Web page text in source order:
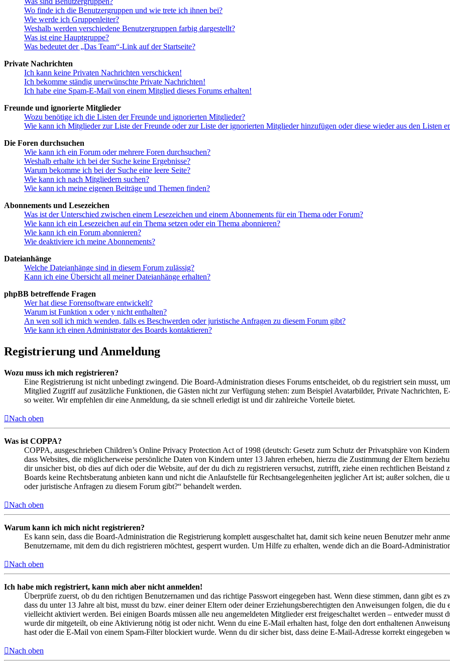
Wo finde ich die Benutzergruppen und wie trete ich ihnen bei?
Wie werde ich Gruppenleiter?
Weshalb werden verschiedene Benutzergruppen farbig dargestellt?
Was ist eine Hauptgruppe?
Was bedeutet der „Das Team“-Link auf der Startseite?
Private Nachrichten
Ich kann keine Privaten Nachrichten verschicken!
Ich bekomme ständig unerwünschte Private Nachrichten!
Ich habe eine Spam-E-Mail von einem Mitglied dieses Forums erhalten!
Freunde und ignorierte Mitglieder
Wozu benötige ich die Listen der Freunde und ignorierten Mitglieder?
Wie kann ich Mitglieder zur Liste der Freunde oder zur Liste der ignorierten Mitglieder hinzufügen oder diese wieder aus den Listen
Die Foren durchsuchen
Wie kann ich ein Forum oder mehrere Foren durchsuchen?
Weshalb erhalte ich bei der Suche keine Ergebnisse?
Warum bekomme ich bei der Suche eine leere Seite?
Wie kann ich nach Mitgliedern suchen?
Wie kann ich meine eigenen Beiträge und Themen finden?
Abonnements und Lesezeichen
Was ist der Unterschied zwischen einem Lesezeichen und einem Abonnements für ein Thema oder Forum?
Wie kann ich ein Lesezeichen auf ein Thema setzen oder ein Thema abonnieren?
Wie kann ich ein Forum abonnieren?
Wie deaktiviere ich meine Abonnements?
Dateianhänge
Welche Dateianhänge sind in diesem Forum zulässig?
Kann ich eine Übersicht all meiner Dateianhänge erhalten?
phpBB betreffende Fragen
Wer hat diese Forensoftware entwickelt?
Warum ist Funktion x oder y nicht enthalten?
An wen soll ich mich wenden, falls es Beschwerden oder juristische Anfragen zu diesem Forum gibt?
Wie kann ich einen Administrator des Boards kontaktieren?
Registrierung und Anmeldung
Wozu muss ich mich registrieren?
Eine Registrierung ist nicht unbedingt zwingend. Die Board-Administration dieses Forums entscheidet, ob du registriert sein musst,
Mitglied Zugriff auf zusätzliche Funktionen, die Gästen nicht zur Verfügung stehen: zum Beispiel Avatarbilder, Private Nachrichten,
so weiter. Wir empfehlen dir eine Anmeldung, da sie schnell erledigt ist und dir zahlreiche Vorteile bietet.
Nach oben
Was ist COPPA?
COPPA, ausgeschrieben Children’s Online Privacy Protection Act of 1998 (deutsch: Gesetz zum Schutz der Privatsphäre von
dass Websites, die möglicherweise persönliche Daten von Kindern unter 13 Jahren erheben, hierzu die Zustimmung der Eltern
dir unsicher bist, ob dies auf dich oder die Website, auf der du dich zu registrieren versuchst, zutrifft, ziehe einen rechtlichen
Boards keine Rechtsberatung anbieten kann und nicht die Anlaufstelle für Rechtsangelegenheiten jeglicher Art ist; außer solchen,
oder juristische Anfragen zu diesem Forum gibt?“ behandelt werden.
Nach oben
Warum kann ich mich nicht registrieren?
Es kann sein, dass die Board-Administration die Registrierung komplett ausgeschaltet hat, damit sich keine neuen Benutzer mehr
Benutzername, mit dem du dich registrieren möchtest, gesperrt wurden. Um Hilfe zu erhalten, wende dich an die Board-
Nach oben
Ich habe mich registriert, kann mich aber nicht anmelden!
Überprüfe zuerst, ob du den richtigen Benutzernamen und das richtige Passwort eingegeben hast. Wenn diese stimmen, dann gibt es
dass du unter 13 Jahre alt bist, musst du bzw. einer deiner Eltern oder deiner Erziehungsberechtigten den Anweisungen folgen, die
vielleicht aktiviert werden. Bei einigen Boards müssen alle neu angemeldeten Mitglieder erst freigeschaltet werden – entweder musst
wurde dir mitgeteilt, ob eine Aktivierung nötig ist oder nicht. Wenn du eine E-Mail erhalten hast, folge den dort enthaltenen
hast oder die E-Mail von einem Spam-Filter blockiert wurde. Wenn du dir sicher bist, dass deine E-Mail-Adresse korrekt eingegeben
Nach oben